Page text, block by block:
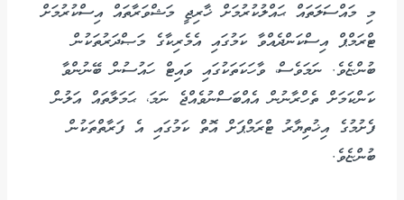
މި މައްސަލަތައް ޙައްލުކުރުމަށް ޚާރިޖީ މަޝްވަރާތައް އިސްކުރުމަށް
ޓްރަމްޕް އިސްކަންދެއްވާ ކަމުގައި އެމެރިކާގެ މަޞްދަރުތަކުން
ބުންޏެވެ. ނަމަވެސް، ވާހަކަތަކުގައި ވައިޓް ހައުސުން ބޭނުންވާ
ކަންކަމަށް ތެހްރާނުން އެއްބަސްނުވެއްޖެ ނަމަ، ޙަމަލާތައް އަލުން
ފެށުމުގެ އިޚުތިޔާރު ޓްރަމްޕަށް އޮތް ކަމުގައި އެ ފަރާތްތަކުން
ބުންޏެވެ.